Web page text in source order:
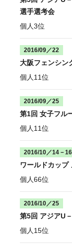
選手選考会
個人3位
2016/09／22
大阪フェンシン
個人11位
2016/09／25
第1回 女子フル
個人11位
2016/10／14－16
ワールドカップ
個人66位
2016/10／25
第5回 アジアU
個人15位